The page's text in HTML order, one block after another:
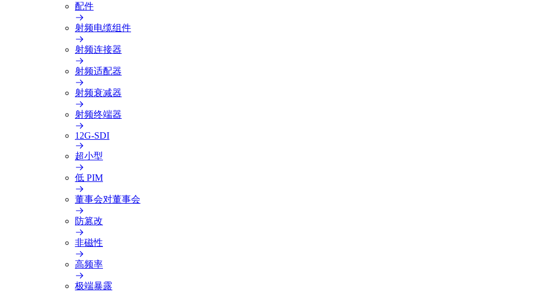
配件
射频电缆组件
射频连接器
射频适配器
射频衰减器
射频终端器
12G-SDI
超小型
低 PIM
董事会对董事会
防篡改
非磁性
高频率
极端暴露